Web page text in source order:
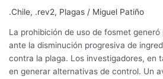
.Chile, .rev2, Plagas / Miguel Patiño
La prohibición de uso de fosmet
ante la disminución progresiva de
contra la plaga. Los investigadores, en
en generar alternativas de control. Un